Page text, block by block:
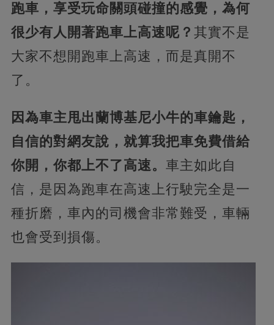
跑車，享受玩命關頭碰撞的感覺，為何
很少有人開著跑車上高速呢？ 其實不是
大家不想開跑車上高速，而是真開不
了。
因為車主甩出蘭博基尼小牛的車鑰匙，
自信的對網友說，就算我把車免費借給
你開，你都上不了高速。 車主如此自
信，是因為跑車在高速上行駛完全是一
種折磨，車內的司機會非常難受，車輛
也會受到損傷。